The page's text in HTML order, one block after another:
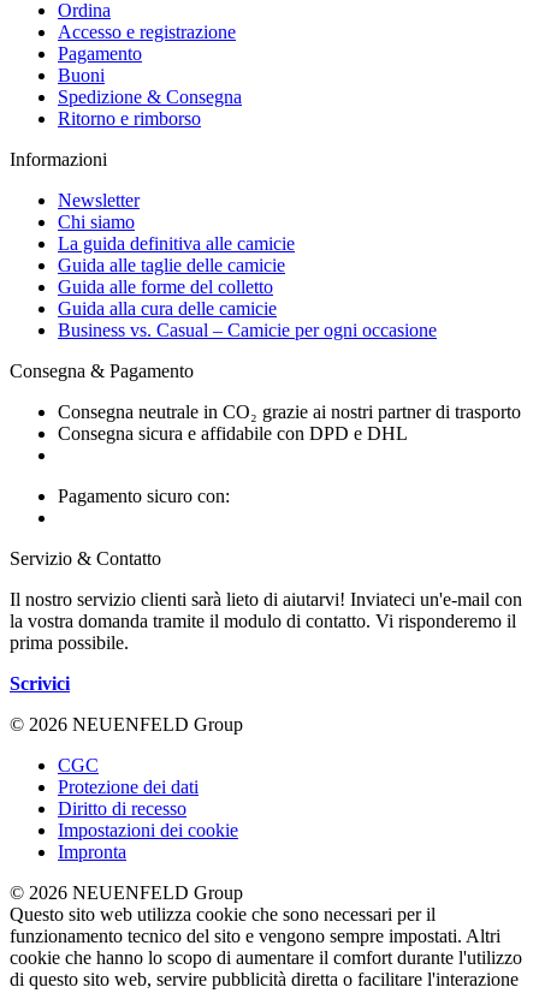
Ordina
Accesso e registrazione
Pagamento
Buoni
Spedizione & Consegna
Ritorno e rimborso
Informazioni
Newsletter
Chi siamo
La guida definitiva alle camicie
Guida alle taglie delle camicie
Guida alle forme del colletto
Guida alla cura delle camicie
Business vs. Casual – Camicie per ogni occasione
Consegna & Pagamento
Consegna neutrale in CO₂ grazie ai nostri partner di trasporto
Consegna sicura e affidabile con DPD e DHL
Pagamento sicuro con:
Servizio & Contatto
Il nostro servizio clienti sarà lieto di aiutarvi! Inviateci un'e-mail con
la vostra domanda tramite il modulo di contatto. Vi risponderemo il
prima possibile.
Scrivici
© 2026 NEUENFELD Group
CGC
Protezione dei dati
Diritto di recesso
Impostazioni dei cookie
Impronta
© 2026 NEUENFELD Group
Questo sito web utilizza cookie che sono necessari per il
funzionamento tecnico del sito e vengono sempre impostati. Altri
cookie che hanno lo scopo di aumentare il comfort durante l'utilizzo
di questo sito web, servire pubblicità diretta o facilitare l'interazione